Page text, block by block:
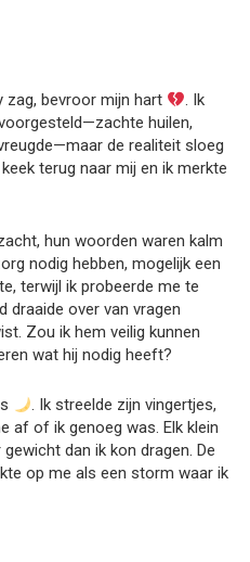
zag, bevroor mijn hart
. Ik
huilen,
de realiteit sloeg
terug naar mij en ik merkte
hun woorden waren kalm
nodig hebben, mogelijk een
terwijl ik probeerde me te
draaide over van vragen
Zou ik hem veilig kunnen
wat hij nodig heeft?
. Ik streelde zijn vingertjes,
af of ik genoeg was. Elk klein
dan ik kon dragen. De
op me als een storm waar ik